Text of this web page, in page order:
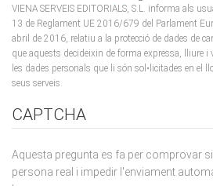
abril de 2016, relatiu a la protecció de dades de
que aquests decideixin de forma expressa, lliure i
les dades personals que li són sol•licitades en el
seus serveis.
CAPTCHA
Aquesta pregunta es fa per comprovar si
brossa.